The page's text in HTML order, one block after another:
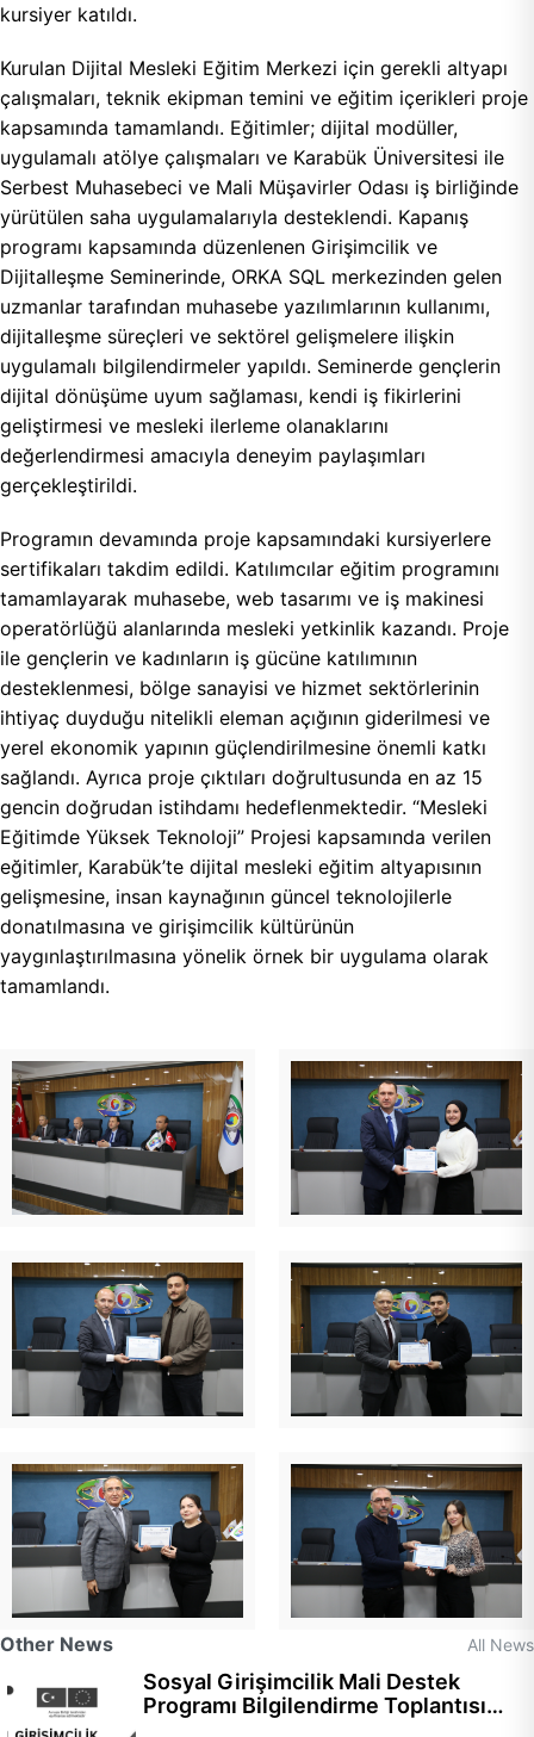
kursiyer katıldı.
Kurulan Dijital Mesleki Eğitim Merkezi için gerekli altyapı
çalışmaları, teknik ekipman temini ve eğitim içerikleri proje
kapsamında tamamlandı. Eğitimler; dijital modüller,
uygulamalı atölye çalışmaları ve Karabük Üniversitesi ile
Serbest Muhasebeci ve Mali Müşavirler Odası iş birliğinde
yürütülen saha uygulamalarıyla desteklendi. Kapanış
programı kapsamında düzenlenen Girişimcilik ve
Dijitalleşme Seminerinde, ORKA SQL merkezinden gelen
uzmanlar tarafından muhasebe yazılımlarının kullanımı,
dijitalleşme süreçleri ve sektörel gelişmelere ilişkin
uygulamalı bilgilendirmeler yapıldı. Seminerde gençlerin
dijital dönüşüme uyum sağlaması, kendi iş fikirlerini
geliştirmesi ve mesleki ilerleme olanaklarını
değerlendirmesi amacıyla deneyim paylaşımları
gerçekleştirildi.
Programın devamında proje kapsamındaki kursiyerlere
sertifikaları takdim edildi. Katılımcılar eğitim programını
tamamlayarak muhasebe, web tasarımı ve iş makinesi
operatörlüğü alanlarında mesleki yetkinlik kazandı. Proje
ile gençlerin ve kadınların iş gücüne katılımının
desteklenmesi, bölge sanayisi ve hizmet sektörlerinin
ihtiyaç duyduğu nitelikli eleman açığının giderilmesi ve
yerel ekonomik yapının güçlendirilmesine önemli katkı
sağlandı. Ayrıca proje çıktıları doğrultusunda en az 15
gencin doğrudan istihdamı hedeflenmektedir. “Mesleki
Eğitimde Yüksek Teknoloji” Projesi kapsamında verilen
eğitimler, Karabük’te dijital mesleki eğitim altyapısının
gelişmesine, insan kaynağının güncel teknolojilerle
donatılmasına ve girişimcilik kültürünün
yaygınlaştırılmasına yönelik örnek bir uygulama olarak
tamamlandı.
Other News All News
Sosyal Girişimcilik Mali Destek
Programı Bilgilendirme Toplantısı